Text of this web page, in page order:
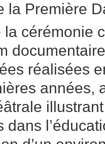
la Première
cérémonie
réalisées
années,
dans